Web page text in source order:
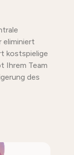
eliminiert
kostspielige
Ihrem Team
des